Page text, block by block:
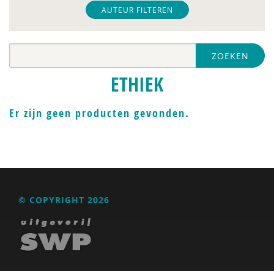
Mariël Kanne
Anne-Ruth van Leeuwen
AUTEUR FILTEREN
ZOEKEN
ETHIEK
Er zijn geen producten gevonden.
© COPYRIGHT 2026